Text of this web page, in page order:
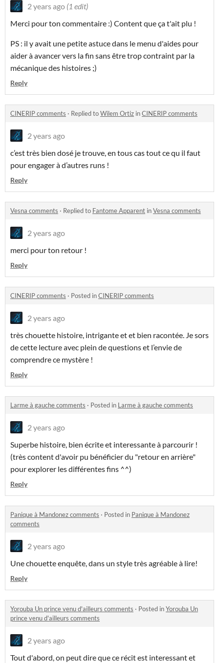
2 years ago (1 edit)
Merci pour ton commentaire :) Content que ça t'ait plu !
PS : il y avait une petite astuce dans le menu d'aides pour
aider à avancer vers la fin sans être trop contraint par la
mécanique des histoires ;)
Reply
CINERIP comments · Replied toWilem Ortiz inCINERIP comments
2 years ago
c’est très bien dosé je trouve, en tous cas tout ce qu il faut
pour engager à d’autres runs !
Reply
Vesna comments · Replied to Fantome Apparent inVesna comments
2 years ago
merci pour ton retour !
Reply
CINERIP comments · Posted inCINERIP comments
2 years ago
très chouette histoire, intrigante et et bien racontée. Je sors
de cette lecture avec plein de questions et l’envie de
comprendre ce mystère !
Reply
Larme à gauche comments · Posted in Larme à gauche comments
2 years ago
Superbe histoire, bien écrite et interessante à parcourir !
(très content d'avoir pu bénéficier du "retour en arrière"
pour explorer les différentes fins ^^)
Reply
Panique à Mandonez comments · Posted in Panique à Mandonez
comments
2 years ago
Une chouette enquête, dans un style très agréable à lire!
Reply
Yorouba Un prince venu d'ailleurs comments · Posted inYorouba Un
prince venu d'ailleurs comments
2 years ago
Tout d'abord, on peut dire que ce récit est interessant et